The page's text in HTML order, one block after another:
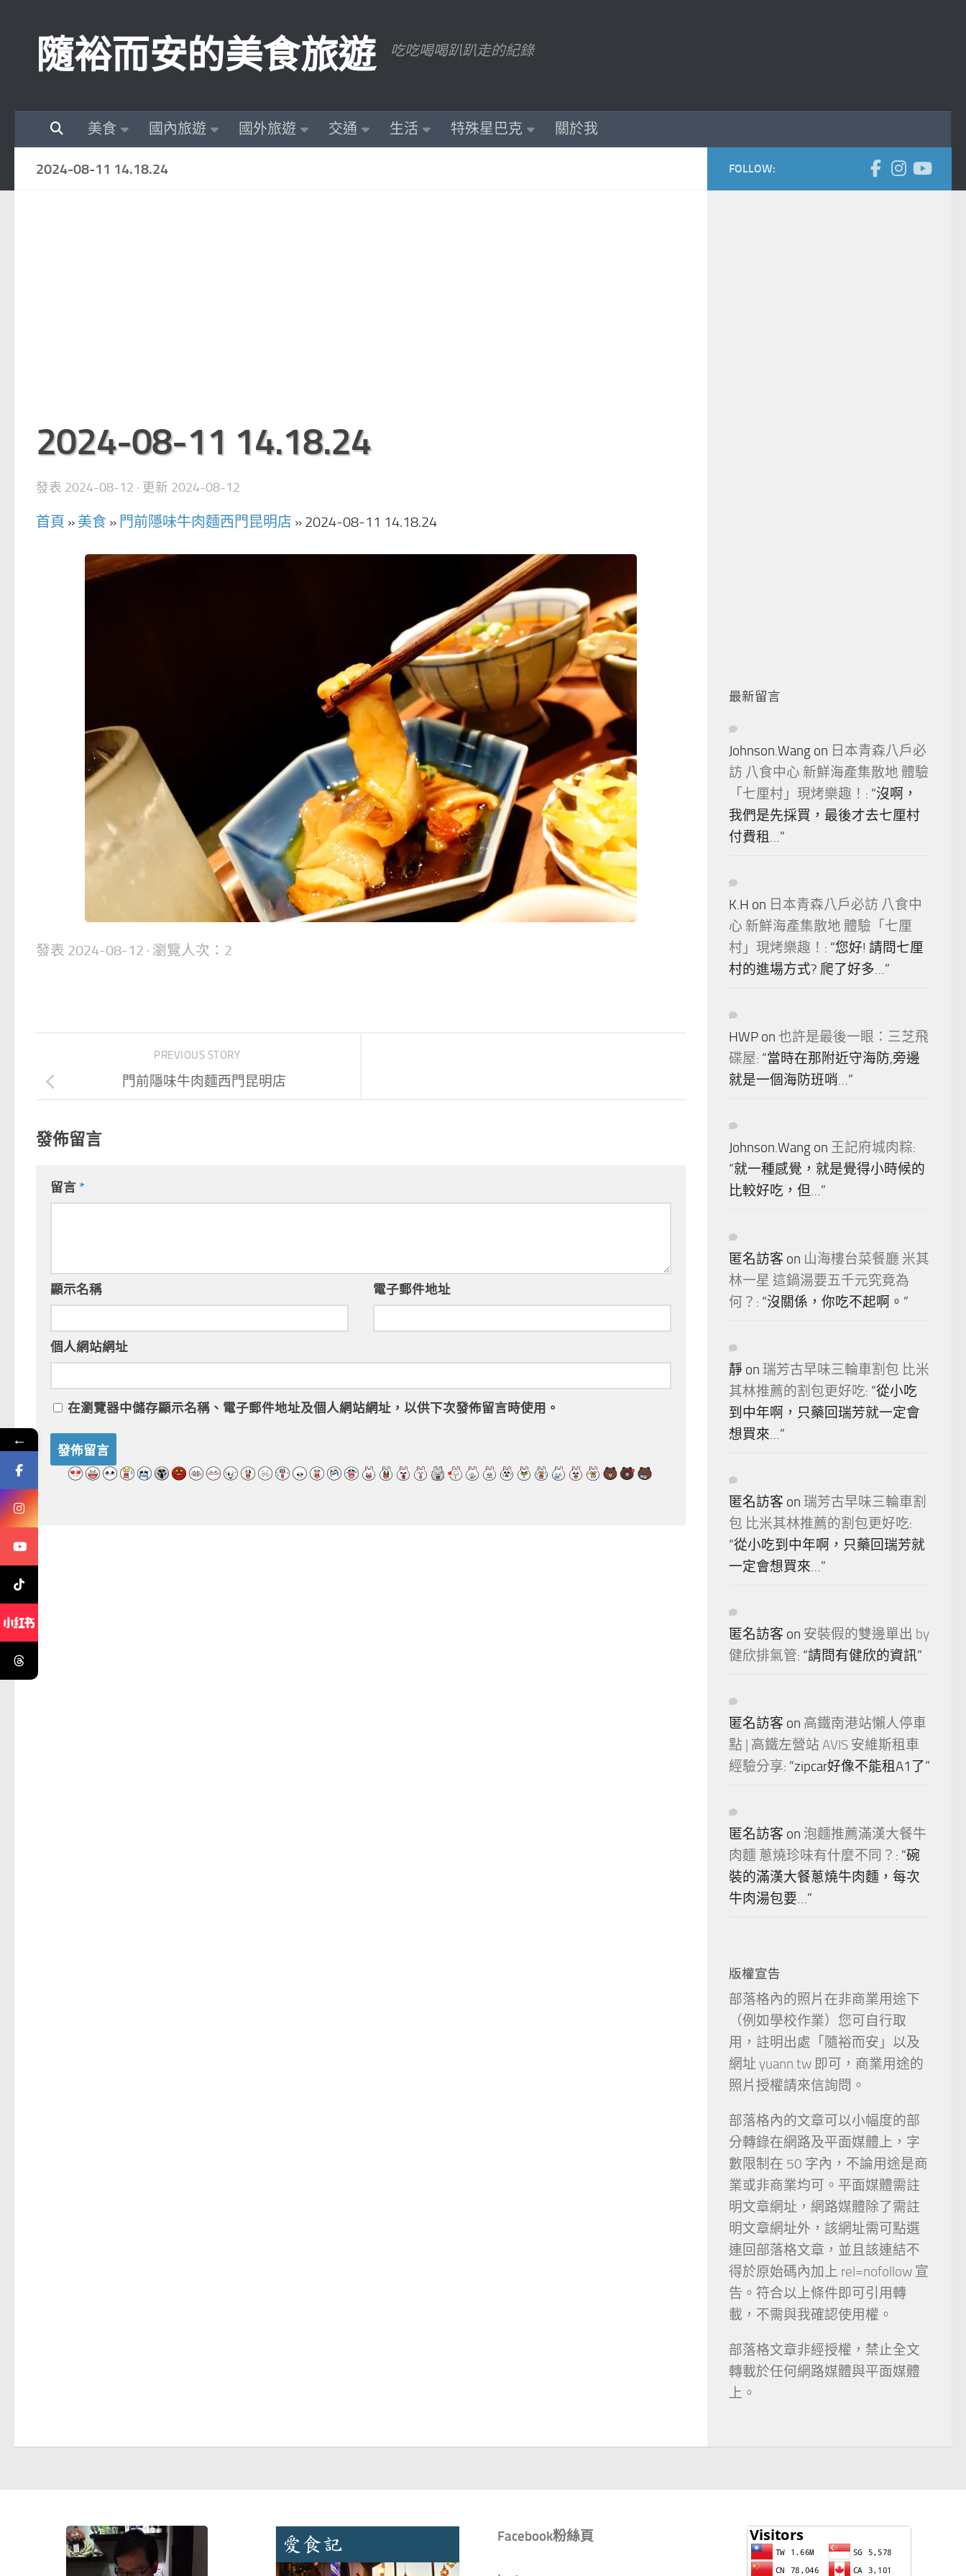
隨裕而安的美食旅遊 吃吃喝喝趴趴走的紀錄
美食 國內旅遊 國外旅遊 交通 生活 特殊星巴克 關於我
2024-08-11 14.18.24
2024-08-11 14.18.24
發表 2024-08-12 · 更新 2024-08-12
首頁 » 美食 » 門前隱味牛肉麵西門昆明店 » 2024-08-11 14.18.24
發表 2024-08-12 · 瀏覽人次：2
PREVIOUS STORY
門前隱味牛肉麵西門昆明店
發佈留言
留言 *
顯示名稱 電子郵件地址
個人網站網址
在瀏覽器中儲存顯示名稱、電子郵件地址及個人網站網址，以供下次發佈留言時使用。
FOLLOW:
最新留言
Johnson.Wang on 日本青森八戶必
訪 八食中心 新鮮海產集散地 體驗
「七厘村」現烤樂趣！ : “沒啊，
我們是先採買，最後才去七厘村
付費租…”
K.H on 日本青森八戶必訪 八食中
心 新鮮海產集散地 體驗「七厘
村」現烤樂趣！ : “您好! 請問七厘
村的進場方式? 爬了好多…”
HWP on 也許是最後一眼：三芝飛
碟屋: “當時在那附近守海防,旁邊
就是一個海防班哨…”
Johnson.Wang on 王記府城肉粽:
“就一種感覺，就是覺得小時候的
比較好吃，但…”
匿名訪客 on 山海樓台菜餐廳 米其
林一星 這鍋湯要五千元究竟為
何？ : “沒關係，你吃不起啊。 ”
靜 on 瑞芳古早味三輪車割包 比米
其林推薦的割包更好吃: “從小吃
到中年啊，只藥回瑞芳就一定會
想買來…”
匿名訪客 on 瑞芳古早味三輪車割
包 比米其林推薦的割包更好吃:
“從小吃到中年啊，只藥回瑞芳就
一定會想買來…”
匿名訪客 on 安裝假的雙邊單出 by
健欣排氣管: “請問有健欣的資訊”
匿名訪客 on 高鐵南港站懶人停車
點 | 高鐵左營站 AVIS 安維斯租車
經驗分享: “zipcar好像不能租A1了”
匿名訪客 on 泡麵推薦滿漢大餐牛
肉麵 蔥燒珍味有什麼不同？ : “碗
裝的滿漢大餐蔥燒牛肉麵，每次
牛肉湯包要…”
版權宣告
部落格內的照片在非商業用途下
（例如學校作業）您可自行取
用，註明出處「隨裕而安」以及
網址 yuann.tw 即可，商業用途的
照片授權請來信詢問。
部落格內的文章可以小幅度的部
分轉錄在網路及平面媒體上，字
數限制在 50 字內，不論用途是商
業或非商業均可。平面媒體需註
明文章網址，網路媒體除了需註
明文章網址外，該網址需可點選
連回部落格文章，並且該連結不
得於原始碼內加上 rel=nofollow 宣
告。符合以上條件即可引用轉
載，不需與我確認使用權。
部落格文章非經授權，禁止全文
轉載於任何網路媒體與平面媒體
上。
Facebook粉絲頁
←